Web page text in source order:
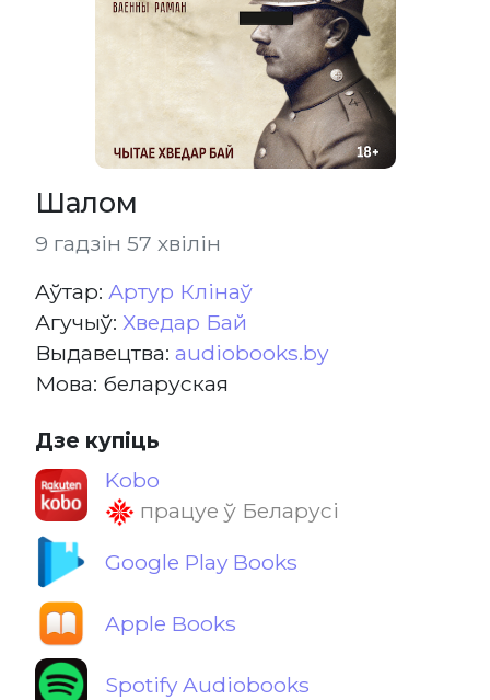
Шалом
9 гадзін 57 хвілін
Aўтар: Артур Клінаў
Агучыў: Хведар Бай
Выдавецтва: audiobooks.by
Мова: беларуская
Дзе купіць
Kobo
працуе ў Беларусі
Google Play Books
Apple Books
Spotify Audiobooks